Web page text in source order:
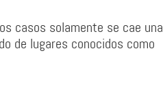
casos solamente se cae una
de lugares conocidos como